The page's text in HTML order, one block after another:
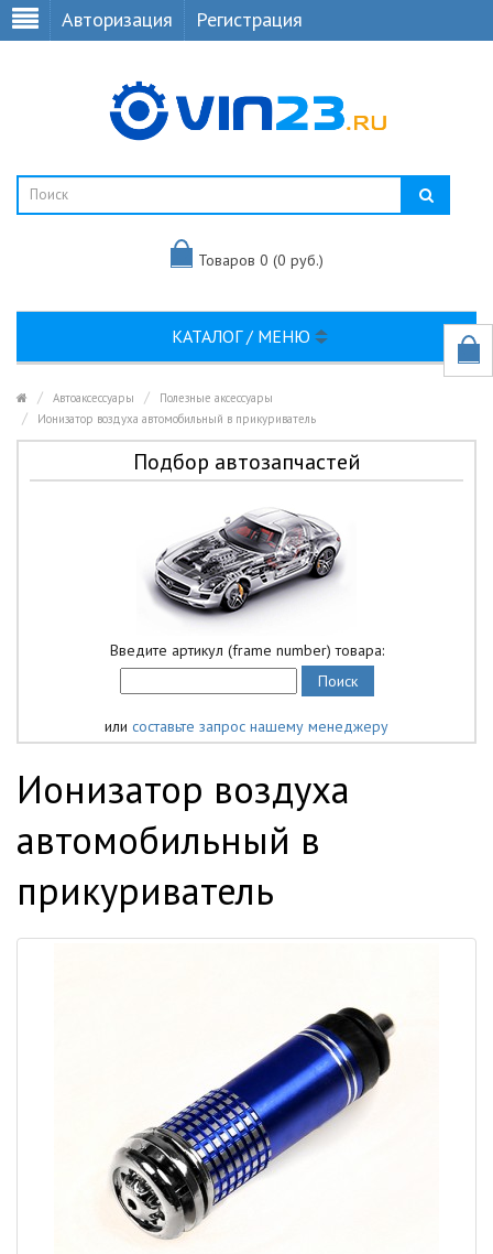
Авторизация Регистрация
Товаров 0 (0 руб.)
КАТАЛОГ / МЕНЮ
Автоаксессуары
Полезные аксессуары
Ионизатор воздуха автомобильный в прикуриватель
Подбор автозапчастей
Введите артикул (frame number) товара:
или составьте запрос нашему менеджеру
Ионизатор воздуха
автомобильный в
прикуриватель